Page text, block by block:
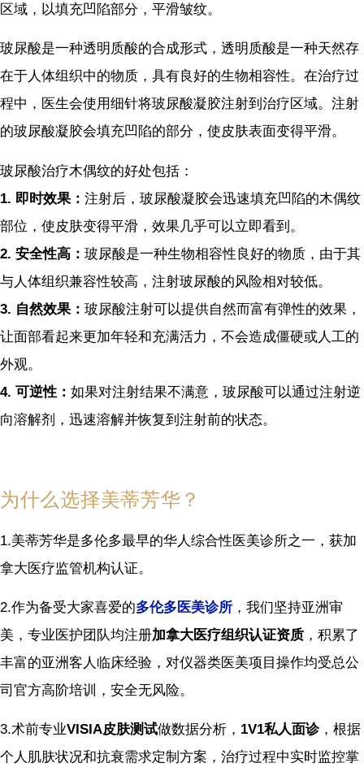
区域，以填充凹陷部分，平滑皱纹。
玻尿酸是一种透明质酸的合成形式，透明质酸是一种天然存
在于人体组织中的物质，具有良好的生物相容性。在治疗过
程中，医生会使用细针将玻尿酸凝胶注射到治疗区域。注射
的玻尿酸凝胶会填充凹陷的部分，使皮肤表面变得平滑。
玻尿酸治疗木偶纹的好处包括：
1. 即时效果： 注射后，玻尿酸凝胶会迅速填充凹陷的木偶纹
部位，使皮肤变得平滑，效果几乎可以立即看到。
2. 安全性高： 玻尿酸是一种生物相容性良好的物质，由于其
与人体组织兼容性较高，注射玻尿酸的风险相对较低。
3. 自然效果： 玻尿酸注射可以提供自然而富有弹性的效果，
让面部看起来更加年轻和充满活力，不会造成僵硬或人工的
外观。
4. 可逆性： 如果对注射结果不满意，玻尿酸可以通过注射逆
向溶解剂，迅速溶解并恢复到注射前的状态。
为什么选择美蒂芳华？
1.美蒂芳华是多伦多最早的华人综合性医美诊所之一，获加
拿大医疗监管机构认证。
2.作为备受大家喜爱的多伦多医美诊所 ，我们坚持亚洲审
美，专业医护团队均注册加拿大医疗组织认证资质 ，积累了
丰富的亚洲客人临床经验，对仪器类医美项目操作均受总公
司官方高阶培训，安全无风险。
3.术前专业VISIA皮肤测试做数据分析， 1V1私人面诊，根据
个人肌肤状况和抗衰需求定制方案，治疗过程中实时监控掌